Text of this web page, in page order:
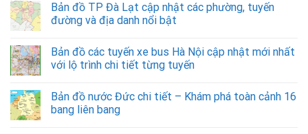
Bản đồ TP Đà Lạt cập nhật các phường, tuyến
đường và địa danh nổi bật
Bản đồ các tuyến xe bus Hà Nội cập nhật mới nhất
với lộ trình chi tiết từng tuyến
Bản đồ nước Đức chi tiết – Khám phá toàn cảnh 16
bang liên bang